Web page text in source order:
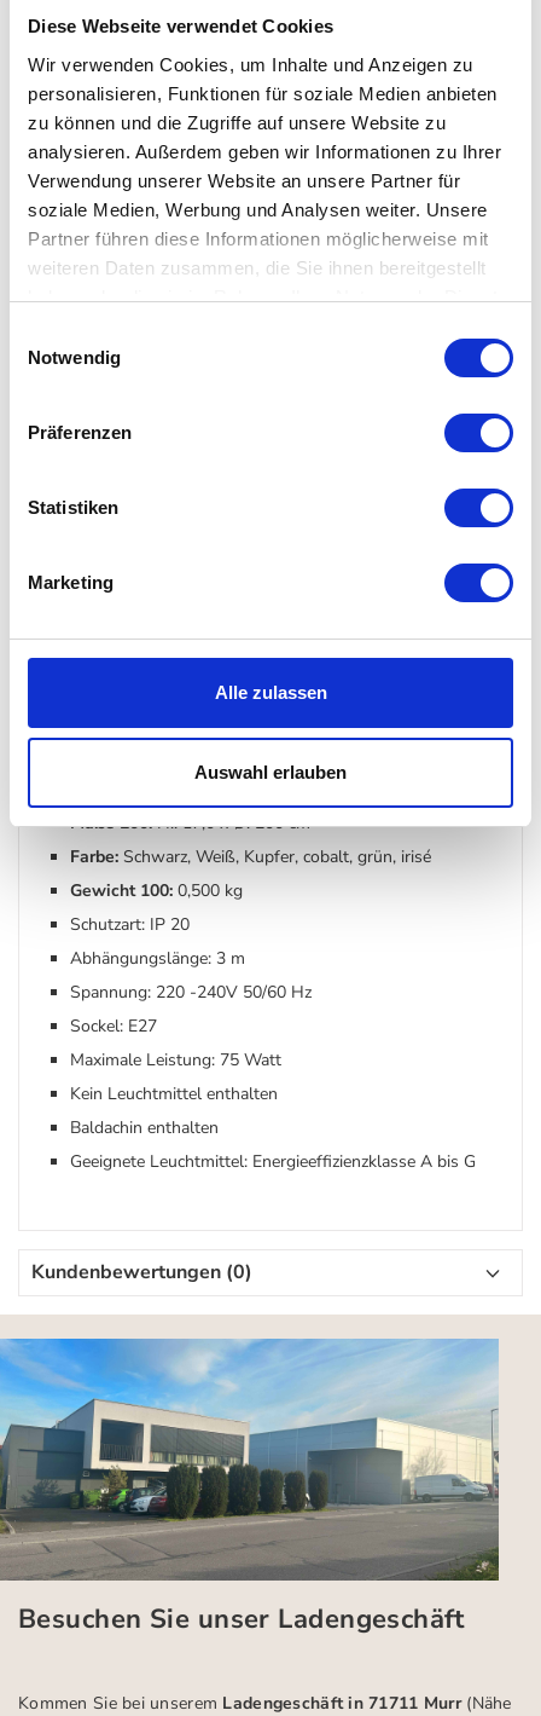
Diese Webseite verwendet Cookies
Wir verwenden Cookies, um Inhalte und Anzeigen zu
personalisieren, Funktionen für soziale Medien anbieten
zu können und die Zugriffe auf unsere Website zu
analysieren. Außerdem geben wir Informationen zu Ihrer
Verwendung unserer Website an unsere Partner für
soziale Medien, Werbung und Analysen weiter. Unsere
Partner führen diese Informationen möglicherweise mit
weiteren Daten zusammen, die Sie ihnen bereitgestellt
haben oder die sie im Rahmen Ihrer Nutzung der Dienste
Datenschutzerklärung
Notwendig
Präferenzen
Statistiken
Marketing
Alle zulassen
Auswahl erlauben
Vertigo Lampe aus. So kann man nicht anders, als sich in ihrer
Nähe wohlzufühlen.
Lieferumfang: Petite Friture Vertigo Pendelleuchte in Ihrer
Wunschausführung.
Besonderheiten
Ausgesprochen leicht
Erzeugt ein beruhigendes Schattenspiel
Maße 200:H.: 17,0 x Ø: 200 cm
Farbe: Schwarz, Weiß, Kupfer, cobalt, grün, irisé
Gewicht 100: 0,500 kg
Schutzart: IP 20
Abhängungslänge: 3 m
Spannung: 220 -240V 50/60 Hz
Sockel: E27
Maximale Leistung: 75 Watt
Kein Leuchtmittel enthalten
Baldachin enthalten
Geeignete Leuchtmittel: Energieeffizienzklasse A bis G
Kundenbewertungen (0)
Besuchen Sie unser Ladengeschäft
Kommen Sie bei unserem Ladengeschäft in 71711 Murr (Nähe